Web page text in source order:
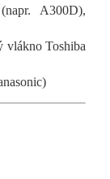
A300D),
vlákno Toshiba